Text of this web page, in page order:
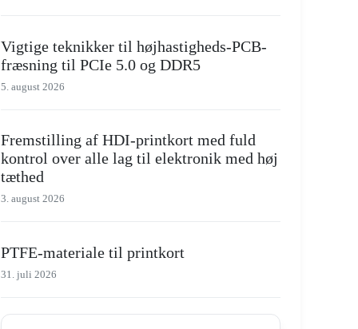
Vigtige teknikker til højhastigheds-PCB-
fræsning til PCIe 5.0 og DDR5
5. august 2026
Fremstilling af HDI-printkort med fuld
kontrol over alle lag til elektronik med høj
tæthed
3. august 2026
PTFE-materiale til printkort
31. juli 2026